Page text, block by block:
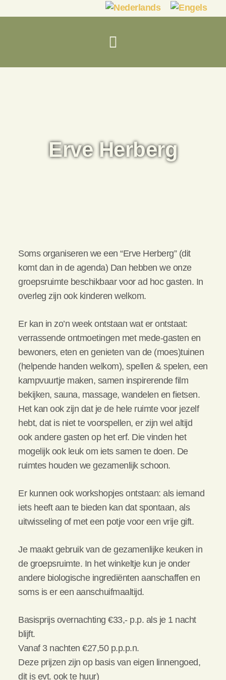
Erve Herberg
Soms organiseren we een “Erve Herberg” (dit
komt dan in de agenda) Dan hebben we onze
groepsruimte beschikbaar voor ad hoc gasten. In
overleg zijn ook kinderen welkom.
Er kan in zo’n week ontstaan wat er ontstaat:
verrassende ontmoetingen met mede-gasten en
bewoners, eten en genieten van de (moes)tuinen
(helpende handen welkom), spellen & spelen, een
kampvuurtje maken, samen inspirerende film
bekijken, sauna, massage, wandelen en fietsen.
Het kan ook zijn dat je de hele ruimte voor jezelf
hebt, dat is niet te voorspellen, er zijn wel altijd
ook andere gasten op het erf. Die vinden het
mogelijk ook leuk om iets samen te doen. De
ruimtes houden we gezamenlijk schoon.
Er kunnen ook workshopjes ontstaan: als iemand
iets heeft aan te bieden kan dat spontaan, als
uitwisseling of met een potje voor een vrije gift.
Je maakt gebruik van de gezamenlijke keuken in
de groepsruimte. In het winkeltje kun je onder
andere biologische ingrediënten aanschaffen en
soms is er een aanschuifmaaltijd.
Basisprijs overnachting €33,- p.p. als je 1 nacht
blijft.
Vanaf 3 nachten €27,50 p.p.p.n.
Deze prijzen zijn op basis van eigen linnengoed,
dit is evt. ook te huur)